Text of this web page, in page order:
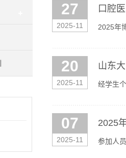
27
2025-11
口腔
2025年
20
2025-11
山东
经学生
07
2025-11
2025
参加人